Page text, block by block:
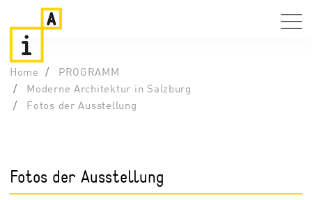
Home
PROGRAMM
Moderne Architektur in Salzburg
Fotos der Ausstellung
Fotos der Ausstellung